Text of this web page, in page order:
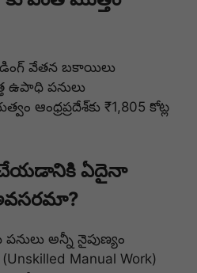
వేతన బకాయిలు
ఉపాధి పనులు
ఆంధ్రప్రదేశ్‌కు ₹1,805 కోట్ల
ఏదైనా
అవసరమా?
అన్నీ నైపుణ్యం
Manual Work)